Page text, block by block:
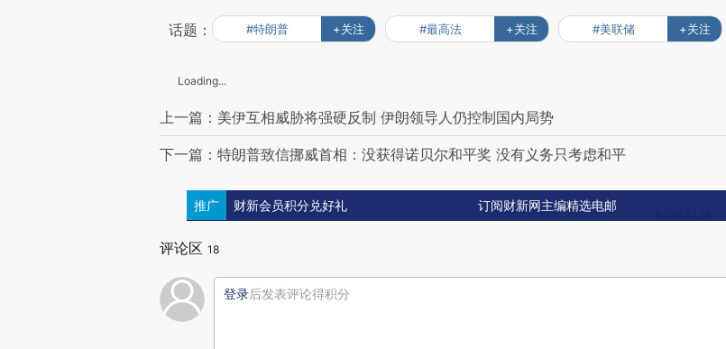
话题： #特朗普 +关注 #最高法 +关注 #美联储 +关注
Loading...
上一篇：美伊互相威胁将强硬反制 伊朗领导人仍控制国内局势
下一篇：特朗普致信挪威首相：没获得诺贝尔和平奖 没有义务只考虑和平
推广 财新会员积分兑好礼 订阅财新网主编精选电邮
评论区 18
登录后发表评论得积分